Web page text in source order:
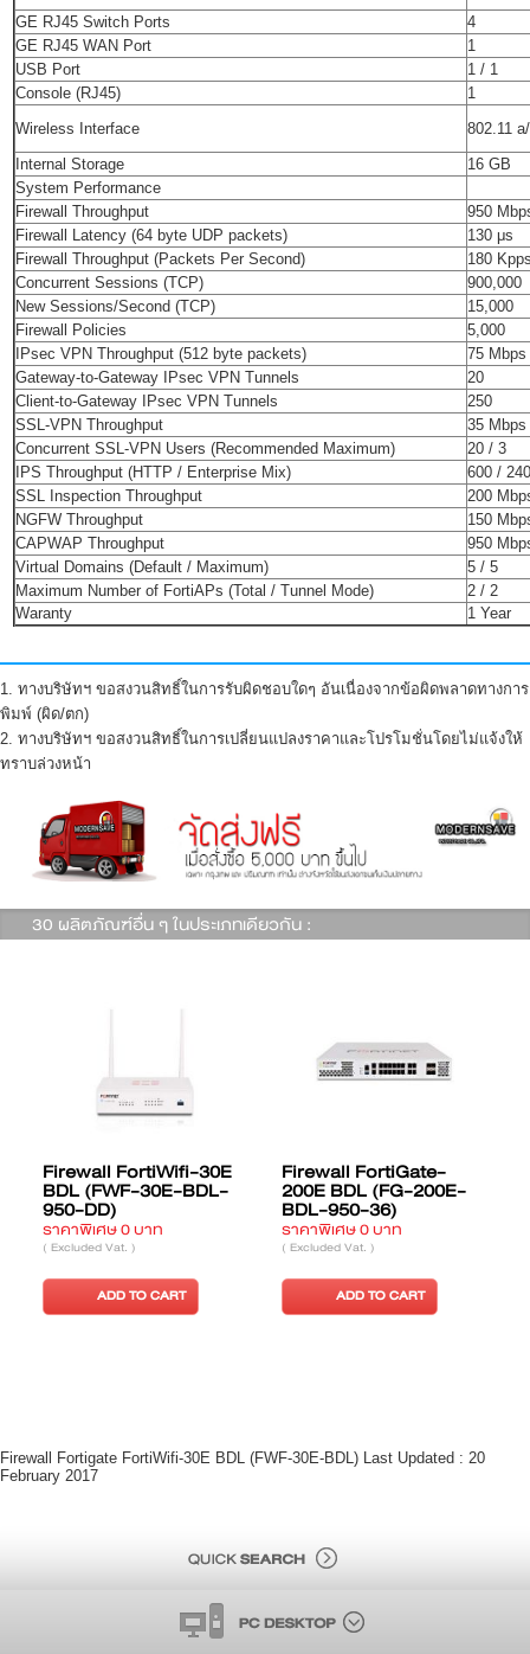
GE RJ45 Switch Ports
4
GE RJ45 WAN Port
1
USB Port
1 / 1
Console (RJ45)
1
Wireless Interface
802.11
Internal Storage
16 GB
System Performance
Firewall Throughput
950
Firewall Latency (64 byte UDP packets)
130 μs
Firewall Throughput (Packets Per Second)
180
Concurrent Sessions (TCP)
900,000
New Sessions/Second (TCP)
15,000
Firewall Policies
5,000
IPsec VPN Throughput (512 byte packets)
75 Mbps
Gateway-to-Gateway IPsec VPN Tunnels
20
Client-to-Gateway IPsec VPN Tunnels
250
SSL-VPN Throughput
35 Mbps
Concurrent SSL-VPN Users (Recommended Maximum)
20 / 3
IPS Throughput (HTTP / Enterprise Mix)
600 /
SSL Inspection Throughput
200
NGFW Throughput
150
CAPWAP Throughput
950
Virtual Domains (Default / Maximum)
5 / 5
Maximum Number of FortiAPs (Total / Tunnel Mode)
2 / 2
Waranty
1 Year
1. ทางบริษัทฯ ขอสงวนสิทธิ์ในการรับผิดชอบใดๆ อันเนื่องจากข้อผิดพลาดทางการ
พิมพ์ (ผิด/ตก)
2. ทางบริษัทฯ ขอสงวนสิทธิ์ในการเปลี่ยนแปลงราคาและโปรโมชั่นโดยไม่แจ้งให้
ทราบล่วงหน้า
30 ผลิตภัณฑ์อื่น ๆ ในประเภทเดียวกัน :
Firewall FortiWifi-30E
BDL (FWF-30E-BDL-
950-DD)
ราคาพิเศษ 0 บาท
( Excluded Vat. )
ADD TO CART
Firewall FortiGate-
200E BDL (FG-200E-
BDL-950-36)
ราคาพิเศษ 0 บาท
( Excluded Vat. )
ADD TO CART
Firewall Fortigate FortiWifi-30E BDL (FWF-30E-BDL) Last Updated : 20
February 2017